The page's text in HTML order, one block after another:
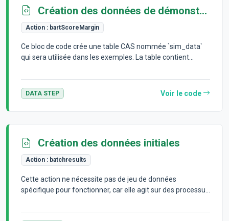
Création des données de démonstration
Action : bartScoreMargin
Ce bloc de code crée une table CAS nommée `sim_data`
qui sera utilisée dans les exemples. La table contient...
DATA STEP Voir le code
Création des données initiales
Action : batchresults
Cette action ne nécessite pas de jeu de données
spécifique pour fonctionner, car elle agit sur des processu...